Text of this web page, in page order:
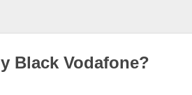
Black Vodafone?